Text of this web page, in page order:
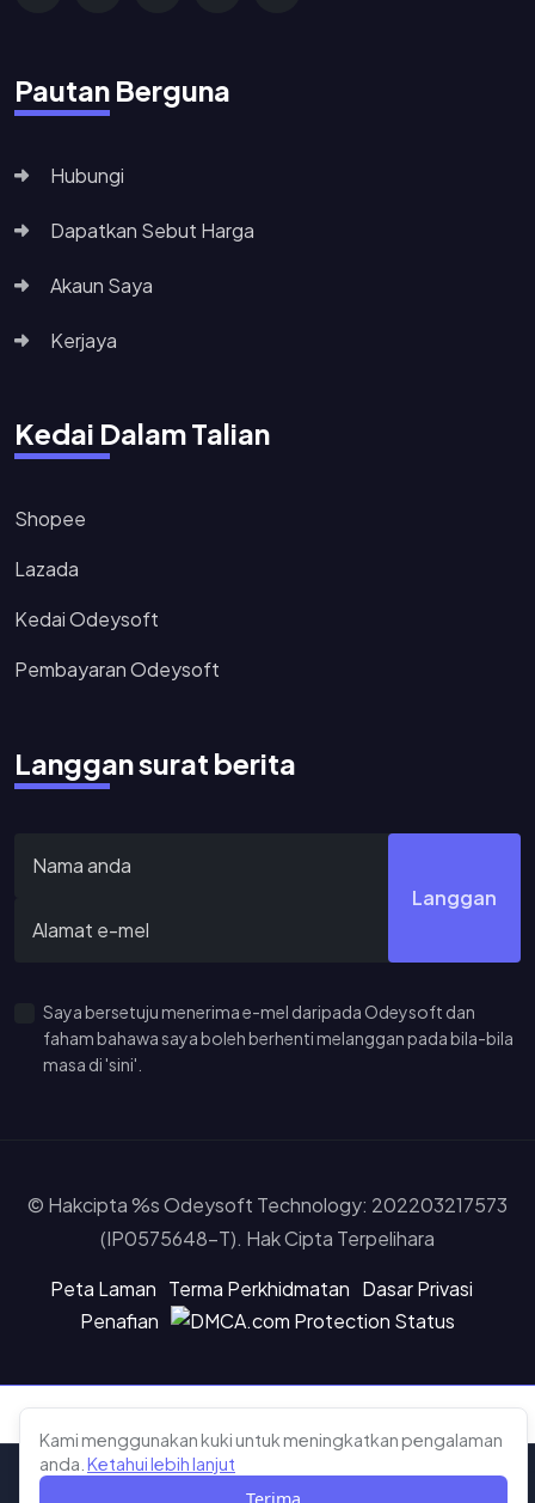
Kami menggunakan kuki untuk meningkatkan pengalaman
anda. Learn more about our cookie policy
Ketahui lebih lanjut
Pautan Berguna
Hubungi
Dapatkan Sebut Harga
Akaun Saya
Kerjaya
Kedai Dalam Talian
Shopee
Lazada
Kedai Odeysoft
Pembayaran Odeysoft
Langgan surat berita
Langgan
Saya bersetuju menerima e-mel daripada Odeysoft dan
faham bahawa saya boleh berhenti melanggan pada bila-bila
masa di 'sini'.
© Hakcipta %s Odeysoft Technology: 202203217573
(IP0575648-T). Hak Cipta Terpelihara
Peta Laman Terma Perkhidmatan Dasar Privasi
Penafian